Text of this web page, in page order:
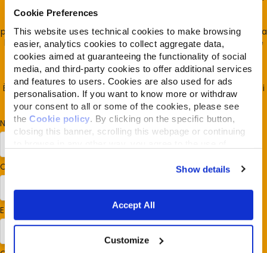
Cookie Preferences
This website uses technical cookies to make browsing
easier, analytics cookies to collect aggregate data,
cookies aimed at guaranteeing the functionality of social
media, and third-party cookies to offer additional services
and features to users. Cookies are also used for ads
personalisation. If you want to know more or withdraw
your consent to all or some of the cookies, please see
the Cookie policy . By clicking on the specific button,
closing this banner, scrolling this webpage or continuing
Show details
Accept All
Customize
di portare la vita, cioè la biodiversità, al centro del decidere
profitto generato con l'estrazione/distruzione di biodiversità alla
biodiversità stessa (economia che reintegra quanto estrae) è
quanto avviene ogni giorno in Almo Nature 100% di proprietà
della Fondazione Capellino.
È la Reintegration Economy e la REcommunity è la casa di tutti
coloro che la sostengono
Nome*
Cognome
E-mail